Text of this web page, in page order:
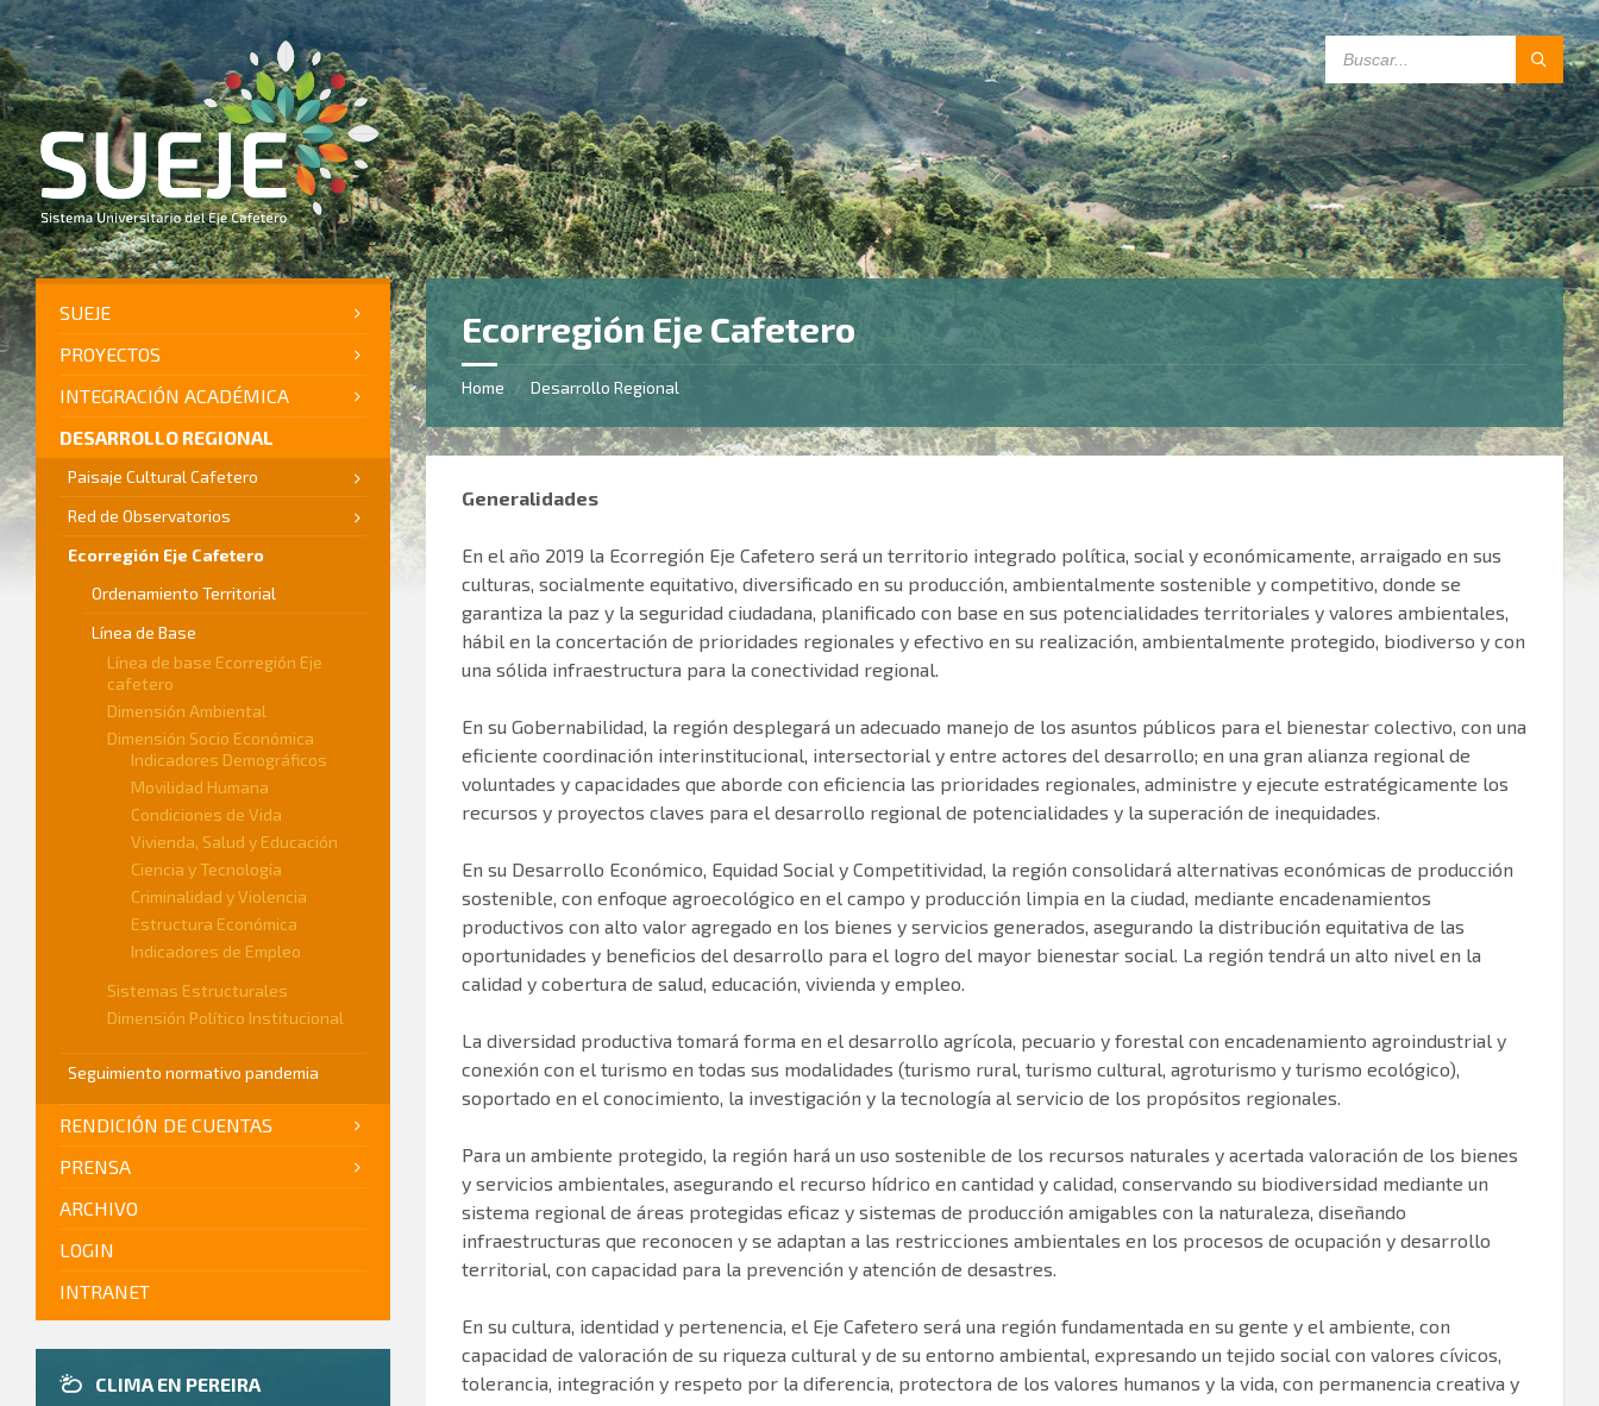
Skip
to
content
Skip
to
left
sidebar
Skip
to
footer
SEARCH:
Ecorregión Eje Cafetero
Home / Desarrollo Regional
Generalidades
En el año 2019 la Ecorregión Eje Cafetero será un territorio integrado política, social y económicamente, arraigado en sus
culturas, socialmente equitativo, diversificado en su producción, ambientalmente sostenible y competitivo, donde se
garantiza la paz y la seguridad ciudadana, planificado con base en sus potencialidades territoriales y valores ambientales,
hábil en la concertación de prioridades regionales y efectivo en su realización, ambientalmente protegido, biodiverso y con
una sólida infraestructura para la conectividad regional.
En su Gobernabilidad, la región desplegará un adecuado manejo de los asuntos públicos para el bienestar colectivo, con una
eficiente coordinación interinstitucional, intersectorial y entre actores del desarrollo; en una gran alianza regional de
voluntades y capacidades que aborde con eficiencia las prioridades regionales, administre y ejecute estratégicamente los
recursos y proyectos claves para el desarrollo regional de potencialidades y la superación de inequidades.
En su Desarrollo Económico, Equidad Social y Competitividad, la región consolidará alternativas económicas de producción
sostenible, con enfoque agroecológico en el campo y producción limpia en la ciudad, mediante encadenamientos
productivos con alto valor agregado en los bienes y servicios generados, asegurando la distribución equitativa de las
oportunidades y beneficios del desarrollo para el logro del mayor bienestar social. La región tendrá un alto nivel en la
calidad y cobertura de salud, educación, vivienda y empleo.
La diversidad productiva tomará forma en el desarrollo agrícola, pecuario y forestal con encadenamiento agroindustrial y
conexión con el turismo en todas sus modalidades (turismo rural, turismo cultural, agroturismo y turismo ecológico),
soportado en el conocimiento, la investigación y la tecnología al servicio de los propósitos regionales.
Para un ambiente protegido, la región hará un uso sostenible de los recursos naturales y acertada valoración de los bienes
y servicios ambientales, asegurando el recurso hídrico en cantidad y calidad, conservando su biodiversidad mediante un
sistema regional de áreas protegidas eficaz y sistemas de producción amigables con la naturaleza, diseñando
infraestructuras que reconocen y se adaptan a las restricciones ambientales en los procesos de ocupación y desarrollo
territorial, con capacidad para la prevención y atención de desastres.
En su cultura, identidad y pertenencia, el Eje Cafetero será una región fundamentada en su gente y el ambiente, con
capacidad de valoración de su riqueza cultural y de su entorno ambiental, expresando un tejido social con valores cívicos,
tolerancia, integración y respeto por la diferencia, protectora de los valores humanos y la vida, con permanencia creativa y
SUEJE
PROYECTOS
INTEGRACIÓN ACADÉMICA
DESARROLLO REGIONAL
Paisaje Cultural Cafetero
Red de Observatorios
Ecorregión Eje Cafetero
Ordenamiento Territorial
Línea de Base
Línea de base Ecorregión Eje
cafetero
Dimensión Ambiental
Dimensión Socio Económica
Indicadores Demográficos
Movilidad Humana
Condiciones de Vida
Vivienda, Salud y Educación
Ciencia y Tecnología
Criminalidad y Violencia
Estructura Económica
Indicadores de Empleo
Sistemas Estructurales
Dimensión Político Institucional
Seguimiento normativo pandemia
RENDICIÓN DE CUENTAS
PRENSA
ARCHIVO
LOGIN
INTRANET
CLIMA EN PEREIRA